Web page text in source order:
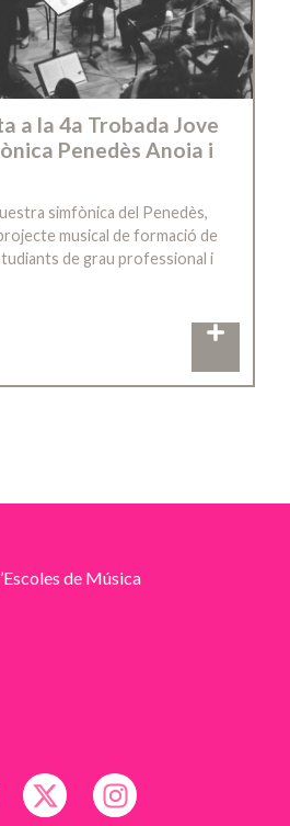
a la 4a Trobada Jove
Penedès Anoia i
simfònica del Penedès,
musical de formació de
de grau professional i
de Música